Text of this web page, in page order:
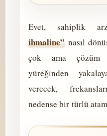
Evet, sahiplik
ihmaline”nasıl
çok ama çözüm
yüreğinden
verecek,
nedense bir türlü